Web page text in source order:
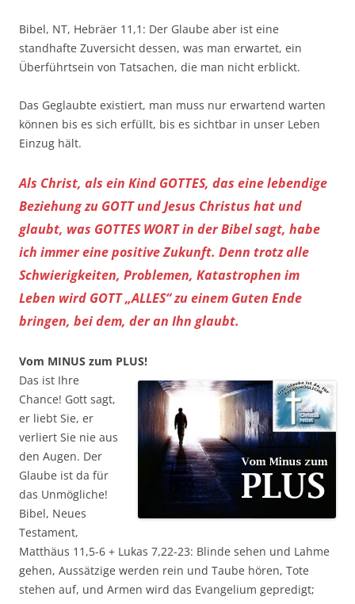
Bibel, NT, Hebräer 11,1: Der Glaube aber ist eine
standhafte Zuversicht dessen, was man erwartet, ein
Überführtsein von Tatsachen, die man nicht erblickt.
Das Geglaubte existiert, man muss nur erwartend warten
können bis es sich erfüllt, bis es sichtbar in unser Leben
Einzug hält.
Als Christ, als ein Kind GOTTES, das eine lebendige
Beziehung zu GOTT und Jesus Christus hat und
glaubt, was GOTTES WORT in der Bibel sagt, habe
ich immer eine positive Zukunft. Denn trotz alle
Schwierigkeiten, Problemen, Katastrophen im
Leben wird GOTT „ALLES“ zu einem Guten Ende
bringen, bei dem, der an Ihn glaubt.
Vom MINUS zum PLUS!
Das ist Ihre
Chance! Gott sagt,
er liebt Sie, er
verliert Sie nie aus
den Augen. Der
Glaube ist da für
das Unmögliche!
Bibel, Neues
Testament,
Matthäus 11,5-6 + Lukas 7,22-23: Blinde sehen und Lahme
gehen, Aussätzige werden rein und Taube hören, Tote
stehen auf, und Armen wird das Evangelium gepredigt;